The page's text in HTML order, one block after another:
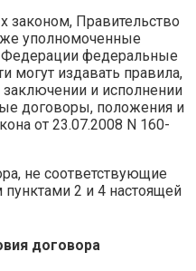
законом, Правительство
уполномоченные
Федерации федеральные
могут издавать правила,
и исполнении
договоры, положения и
от 23.07.2008 N 160-
не соответствующие
2 и 4 настоящей
договора